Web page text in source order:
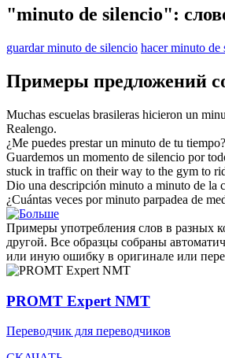
"minuto de silencio":
guardar minuto de silencio hacer minuto de
Примеры предложений
Muchas escuelas brasileras hicieron un
Realengo.
¿Me puedes prestar un minuto de tu tiempo?
Guardemos un momento de silencio por
stuck in traffic on their way to the gym to
Dio una descripción minuto a minuto de la
¿Cuántas veces porminuto parpadea de
Примеры употребления слов в разных
другой. Все образцы собраны
или иную ошибку в оригинале или
PROMT Expert NMT
Переводчик для переводчиков